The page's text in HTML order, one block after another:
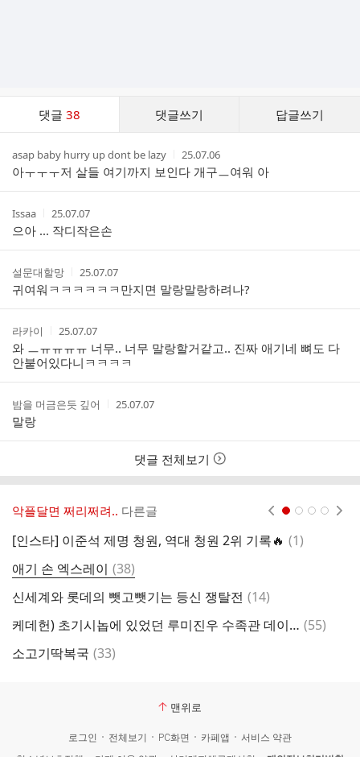
댓글38 댓글쓰기 답글쓰기
스
작
성
자
asap baby hurry up dont be lazy
작
성
시
간
25.07.06
아ㅜㅜㅜ저 살들 여기까지 보인다 개구ㅡ여워 아
작
성
자
Issaa
작
성
시
간
25.07.07
으아 ... 작디작은손
작
성
자
설문대할망
작
성
시
간
25.07.07
귀여워ㅋㅋㅋㅋㅋㅋ만지면 말랑말랑하려나?
작
성
자
라카이
작
시
간
25.07.07
와 ㅡㅠㅠㅠㅠ 너무.. 너무 말랑할거같고.. 진짜 애기네 뼈도 다
안붙어있다니ㅋㅋㅋㅋ
작
성
자
밤을 머금은듯 깊어
작
간
25.07.07
말랑
댓글 전체보기
악플달면 쩌리쩌려.. 다른글
[인스타] 이준석 제명 청원, 역대 청원 2위 기록🔥 댓
(1)
애기 손 엑스레이 댓
글
(38)
신세계와 롯데의 뺏고뺏기는 등신 쟁탈전 댓
(14)
케데헌) 초기시놉에 있었던 루미진우 수족관 데이트 키스씬 애니메이션화 댓
(55)
소고기딱복국 댓
(33)
맨위로
로그인 전체보기 PC화면 카페앱
서비스 약관